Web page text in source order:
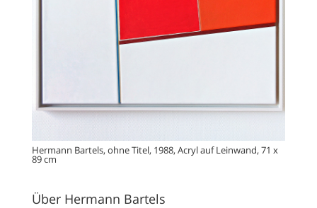
Hermann Bartels, ohne Titel, 1988, Acryl auf Leinwand, 71 x
89 cm
Über Hermann Bartels